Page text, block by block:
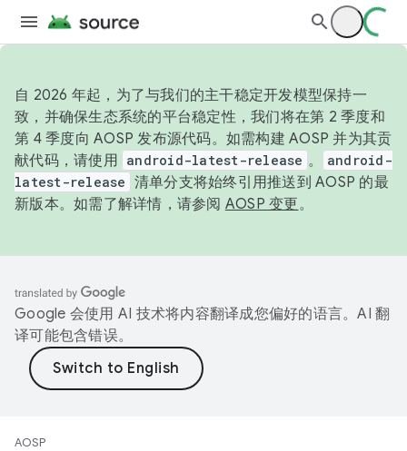
自 2026 年起，为了与我们的主干稳定开发模型保持一
致，并确保生态系统的平台稳定性，我们将在第 2 季度和
第 4 季度向 AOSP 发布源代码。如需构建 AOSP 并为其贡
献代码，请使用 android-latest-release 。
android-
latest-release 清单分支将始终引用推送到 AOSP 的最
新版本。如需了解详情，请参阅 AOSP 变更。
Google 会使用 AI 技术将内容翻译成您偏好的语言。AI 翻
译可能包含错误。
AOSP